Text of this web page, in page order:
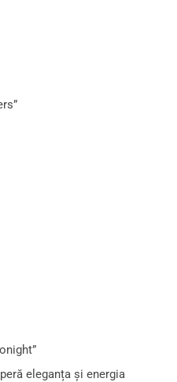
eleganța și energia